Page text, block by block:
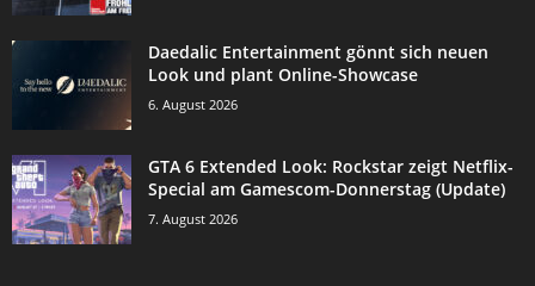
Daedalic Entertainment gönnt sich neuen
Look und plant Online-Showcase
6. August 2026
GTA 6 Extended Look: Rockstar zeigt Netflix-
Special am Gamescom-Donnerstag (Update)
7. August 2026